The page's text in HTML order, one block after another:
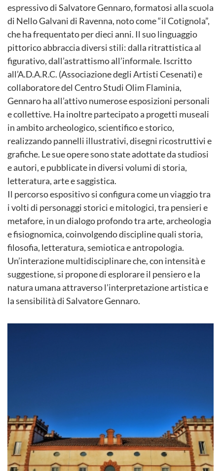
espressivo di Salvatore Gennaro, formatosi alla scuola
di Nello Galvani di Ravenna, noto come “il Cotignola”,
che ha frequentato per dieci anni. Il suo linguaggio
pittorico abbraccia diversi stili: dalla ritrattistica al
figurativo, dall’astrattismo all’informale. Iscritto
all’A.D.A.R.C. (Associazione degli Artisti Cesenati) e
collaboratore del Centro Studi Olim Flaminia,
Gennaro ha all’attivo numerose esposizioni personali
e collettive. Ha inoltre partecipato a progetti museali
in ambito archeologico, scientifico e storico,
realizzando pannelli illustrativi, disegni ricostruttivi e
grafiche. Le sue opere sono state adottate da studiosi
e autori, e pubblicate in diversi volumi di storia,
letteratura, arte e saggistica.
Il percorso espositivo si configura come un viaggio tra
i volti di personaggi storici e mitologici, tra pensieri e
metafore, in un dialogo profondo tra arte, archeologia
e fisiognomica, coinvolgendo discipline quali storia,
filosofia, letteratura, semiotica e antropologia.
Un’interazione multidisciplinare che, con intensità e
suggestione, si propone di esplorare il pensiero e la
natura umana attraverso l’interpretazione artistica e
la sensibilità di Salvatore Gennaro.